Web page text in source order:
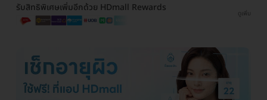
รับสิทธิพิเศษเพิ่มอีกด้วย HDmall Rewards
ดูเพิ่ม